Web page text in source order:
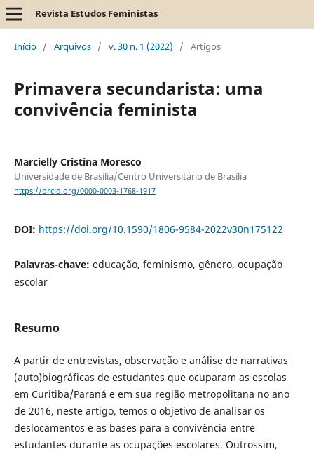
Revista Estudos Feministas
Início / Arquivos / v. 30 n. 1 (2022) / Artigos
Primavera secundarista: uma
convivência feminista
Marcielly Cristina Moresco
Universidade de Brasília/Centro Universitário de Brasília
https://orcid.org/0000-0003-1768-1917
DOI: https://doi.org/10.1590/1806-9584-2022v30n175122
Palavras-chave: educação, feminismo, gênero, ocupação
escolar
Resumo
A partir de entrevistas, observação e análise de narrativas
(auto)biográficas de estudantes que ocuparam as escolas
em Curitiba/Paraná e em sua região metropolitana no ano
de 2016, neste artigo, temos o objetivo de analisar os
deslocamentos e as bases para a convivência entre
estudantes durante as ocupações escolares. Outrossim,